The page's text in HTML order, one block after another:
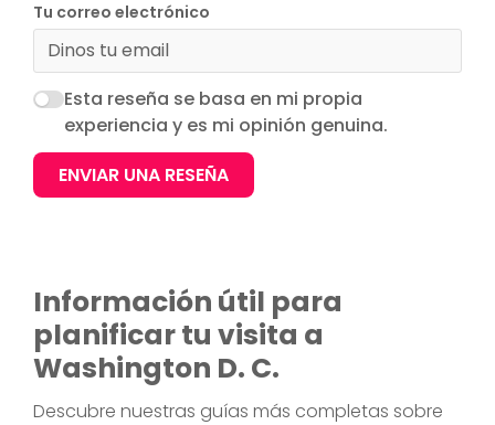
Tu correo electrónico
Esta reseña se basa en mi propia
experiencia y es mi opinión genuina.
ENVIAR UNA RESEÑA
Información útil para
planificar tu visita a
Washington D. C.
Descubre nuestras guías más completas sobre